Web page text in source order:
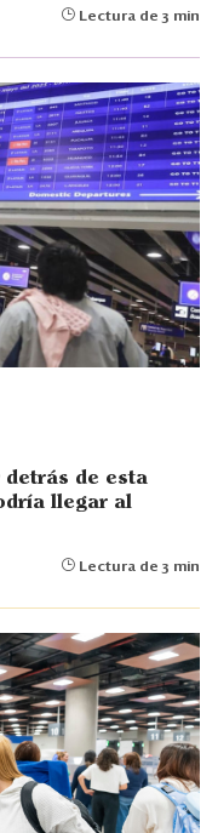
Lectura de 3 min
detrás de esta
llegar al
Lectura de 3 min